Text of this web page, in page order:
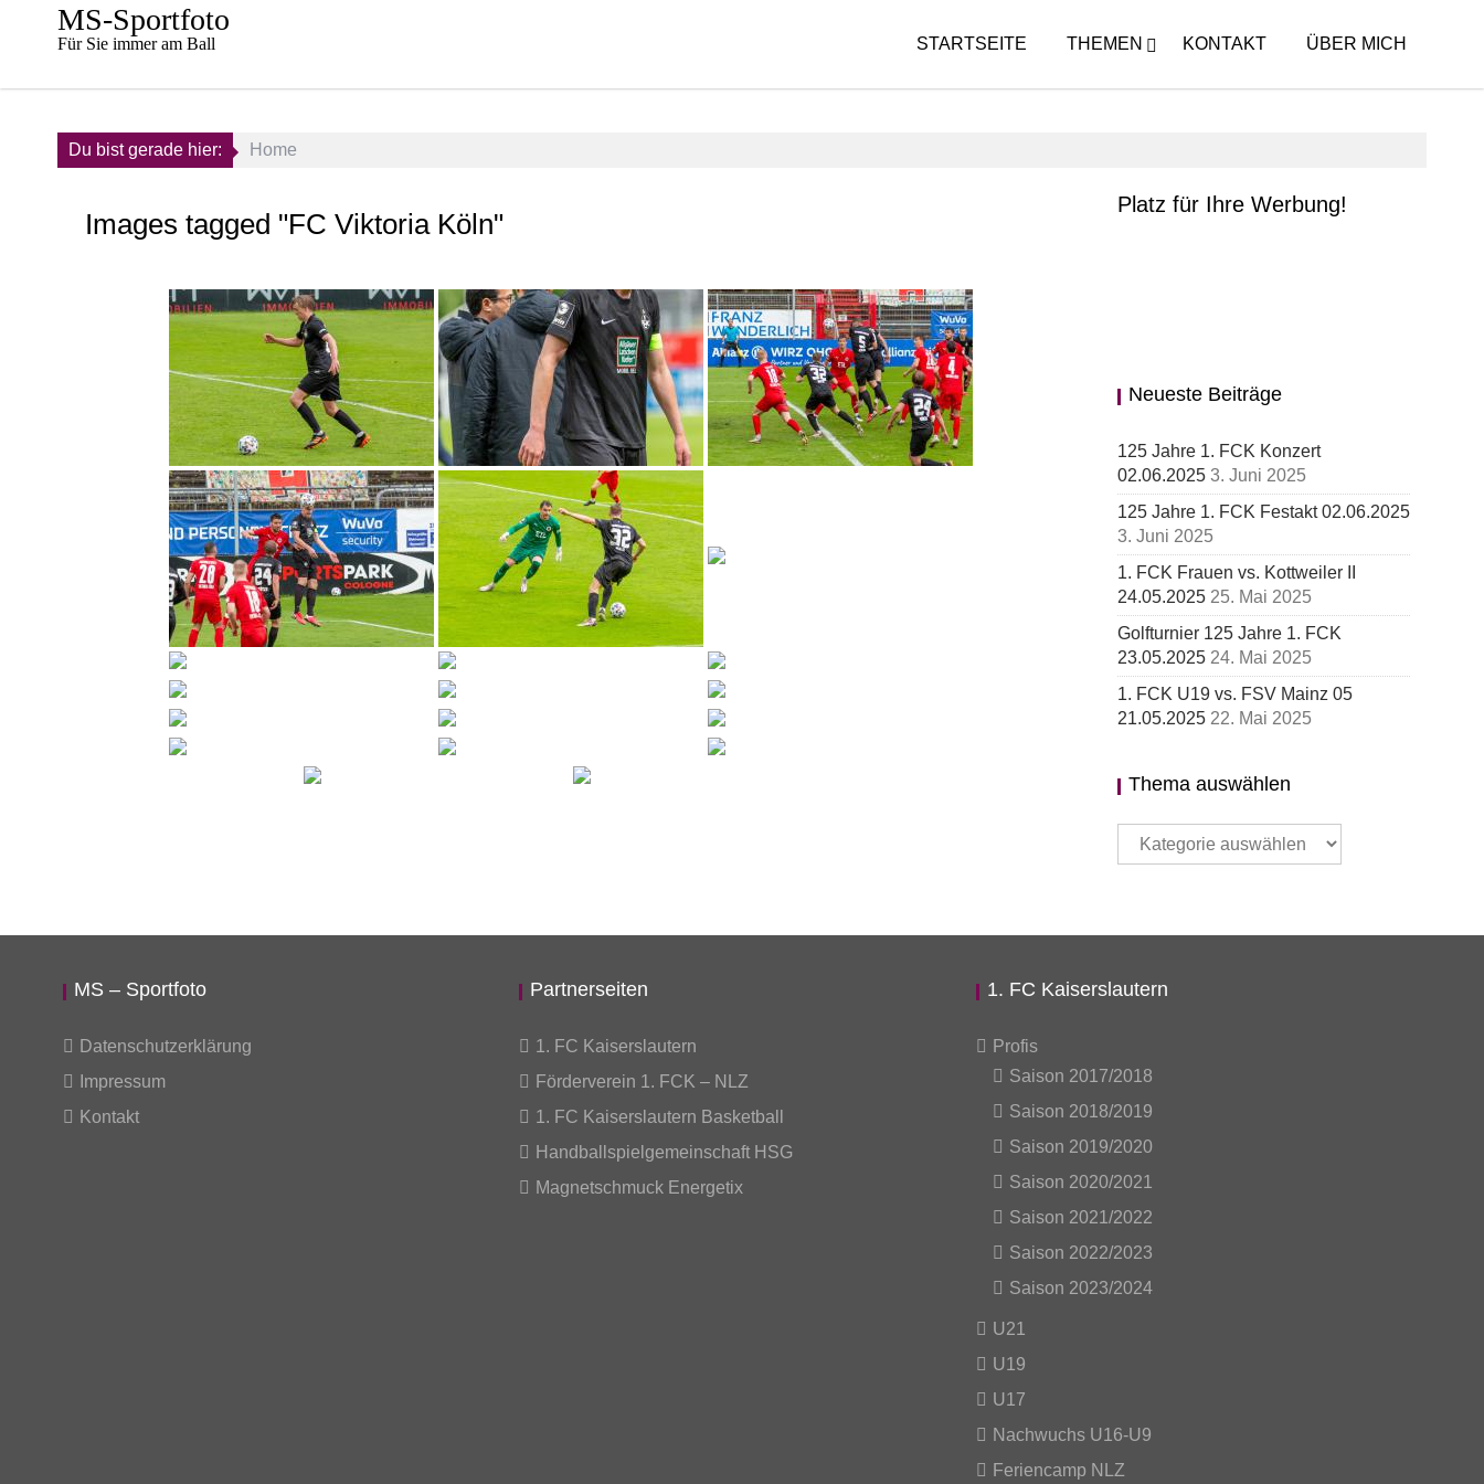
MS-Sportfoto
Für Sie immer am Ball STARTSEITE THEMEN KONTAKT ÜBER MICH
Du bist gerade hier: Home
Images tagged "FC Viktoria Köln"
Platz für Ihre Werbung!
Neueste Beiträge
125 Jahre 1. FCK Konzert
02.06.2025 3. Juni 2025
125 Jahre 1. FCK Festakt 02.06.2025
3. Juni 2025
1. FCK Frauen vs. Kottweiler II
24.05.2025 25. Mai 2025
Golfturnier 125 Jahre 1. FCK
23.05.2025 24. Mai 2025
1. FCK U19 vs. FSV Mainz 05
21.05.2025 22. Mai 2025
Thema auswählen
Thema
auswählen
MS – Sportfoto
Datenschutzerklärung
Impressum
Kontakt
Partnerseiten
1. FC Kaiserslautern
Förderverein 1. FCK – NLZ
1. FC Kaiserslautern Basketball
Handballspielgemeinschaft HSG
Magnetschmuck Energetix
1. FC Kaiserslautern
Profis
Saison 2017/2018
Saison 2018/2019
Saison 2019/2020
Saison 2020/2021
Saison 2021/2022
Saison 2022/2023
Saison 2023/2024
U21
U19
U17
Nachwuchs U16-U9
Feriencamp NLZ